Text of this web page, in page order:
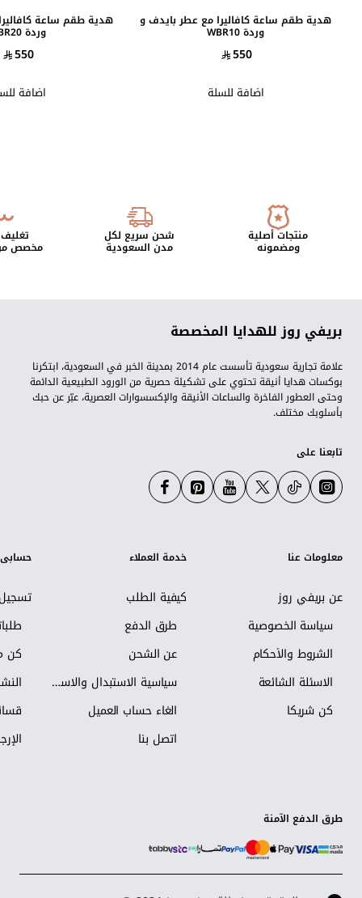
هدية طقم ساعة كافاليرا مع عطر بايدف و
وردة WBR10
550
اضافة للسلة
هدية طقم ساعة
وردة WBR20
550
اضافة
منتجات أصلية
ومضمونه
شحن سريع لكل
مدن السعودية مخصص
بريفي روز للهدايا المخصصة
علامة تجارية سعودية تأسست عام 2014 بمدينة الخبر في السعودية، ابتكرنا
بوكسات هدايا أنيقة تحتوي على تشكيلة حصرية من الورود الطبيعية الدائمة
وحتى العطور الفاخرة والساعات الأنيقة والإكسسوارات العصرية، عبّر عن حبك
بأسلوبك مختلف.
تابعنا على
معلومات عنا
عن بريفي روز
سياسة الخصوصية
الشروط والأحكام
الاسئلة الشائعة
كن شريكاً
خدمة العملاء
كيفية الطلب
طرق الدفع
عن الشحن
سياسية الاستبدال والاسترجاع
الغاء حساب العميل
اتصل بنا
حسابي
كن
طرق الدفع الآمنة